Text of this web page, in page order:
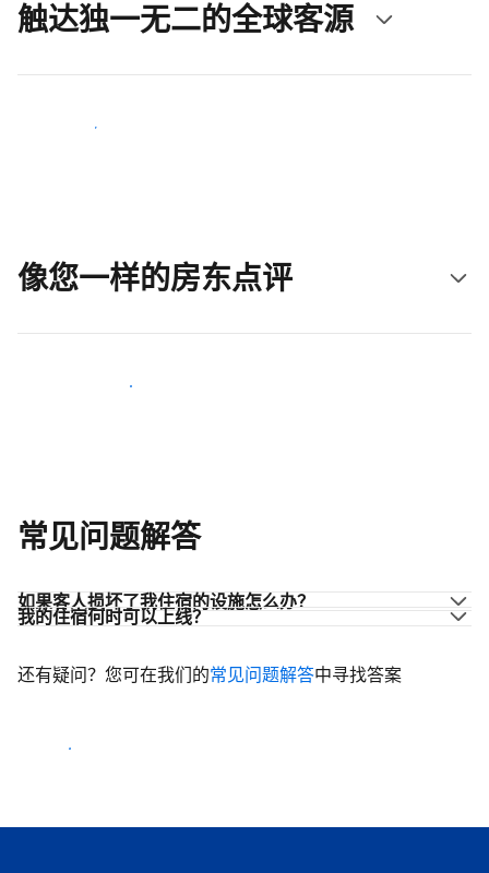
触达独一无二的全球客源
立即触达新客人
像您一样的房东点评
加入和您类似的房东行类
常见问题解答
如果客人损坏了我住宿的设施怎么办？
我的住宿何时可以上线？
还有疑问？您可在我们的常见问题解答中寻找答案
开始迎客